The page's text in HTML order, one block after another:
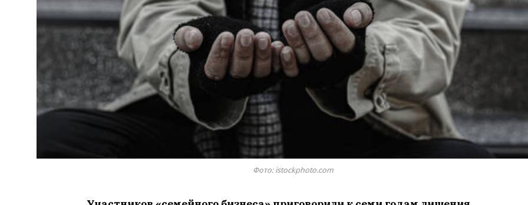
Фото: istockphoto.com